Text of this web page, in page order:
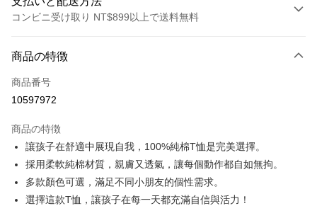
コンビニ受け取り NT$899以上で送料無料
クレジットカード1回払い
クレジットカード分割払い
合作金庫商業銀行
華南商業銀行
彰化商業銀行
上海商業儲蓄銀行
台北富邦商業銀行
国泰世華商業銀行
兆豐國際商業銀行
台湾中小企業銀行
台中商業銀行
6回払い、金利0、毎回
華南商業銀行
彰化商業銀行
上海商業儲蓄銀行
台北富邦商業銀行
国泰世華商業銀行
兆豐國際商業銀行
12回払い、金利0、毎回NT$24 21行の銀行
合作金庫商業銀行
第一商業銀行
上海商業儲蓄銀行
台北富邦商業銀行
コンビニ店頭代金引換
LINE Pay
商品の特徴
商品番号
10597972
商品の特徴
讓孩子在舒適中展現自我，100%純棉T恤是完美選擇。
採用柔軟純棉材質，親膚又透氣，讓每個動作都自如無拘。
多款顏色可選，滿足不同小朋友的個性需求。
選擇這款T恤，讓孩子在每一天都充滿自信與活力！